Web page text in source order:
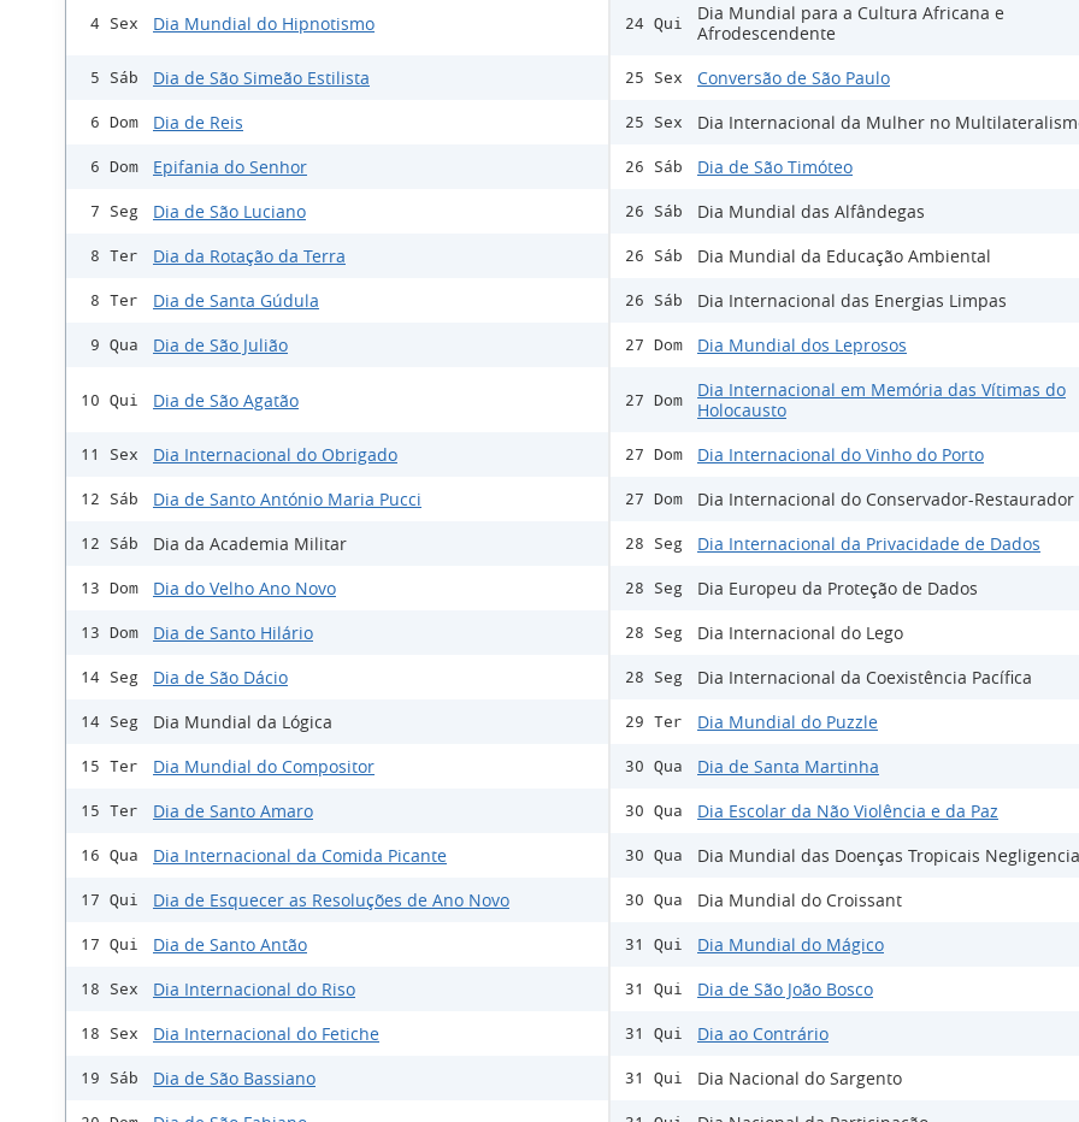
4 Sex Dia Mundial do Hipnotismo
5 Sáb Dia de São Simeão Estilista
6 Dom Dia de Reis
6 Dom Epifania do Senhor
7 Seg Dia de São Luciano
8 Ter Dia da Rotação da Terra
8 Ter Dia de Santa Gúdula
9 Qua Dia de São Julião
10 Qui Dia de São Agatão
11 Sex Dia Internacional do Obrigado
12 Sáb Dia de Santo António Maria Pucci
12 Sáb Dia da Academia Militar
13 Dom Dia do Velho Ano Novo
13 Dom Dia de Santo Hilário
14 Seg Dia de São Dácio
14 Seg Dia Mundial da Lógica
15 Ter Dia Mundial do Compositor
15 Ter Dia de Santo Amaro
16 Qua Dia Internacional da Comida Picante
17 Qui Dia de Esquecer as Resoluções de Ano Novo
17 Qui Dia de Santo Antão
18 Sex Dia Internacional do Riso
18 Sex Dia Internacional do Fetiche
19 Sáb Dia de São Bassiano
24 Qui
Dia Mundial para a Cultura Africana e
Afrodescendente
25 Sex Conversão de São Paulo
25 Sex Dia Internacional da Mulher no
26 Sáb Dia de São Timóteo
26 Sáb Dia Mundial das Alfândegas
26 Sáb Dia Mundial da Educação Ambiental
26 Sáb Dia Internacional das Energias Limpas
27 Dom Dia Mundial dos Leprosos
27 Dom
Dia Internacional em Memória das Vítimas do
Holocausto
27 Dom Dia Internacional do Vinho do Porto
27 Dom Dia Internacional do Conservador-Restaurador
28 Seg Dia Internacional da Privacidade de Dados
28 Seg Dia Europeu da Proteção de Dados
28 Seg Dia Internacional do Lego
28 Seg Dia Internacional da Coexistência Pacífica
29 Ter Dia Mundial do Puzzle
30 Qua Dia de Santa Martinha
30 Qua Dia Escolar da Não Violência e da Paz
30 Qua Dia Mundial das Doenças Tropicais
30 Qua Dia Mundial do Croissant
31 Qui Dia Mundial do Mágico
31 Qui Dia de São João Bosco
31 Qui Dia ao Contrário
31 Qui Dia Nacional do Sargento